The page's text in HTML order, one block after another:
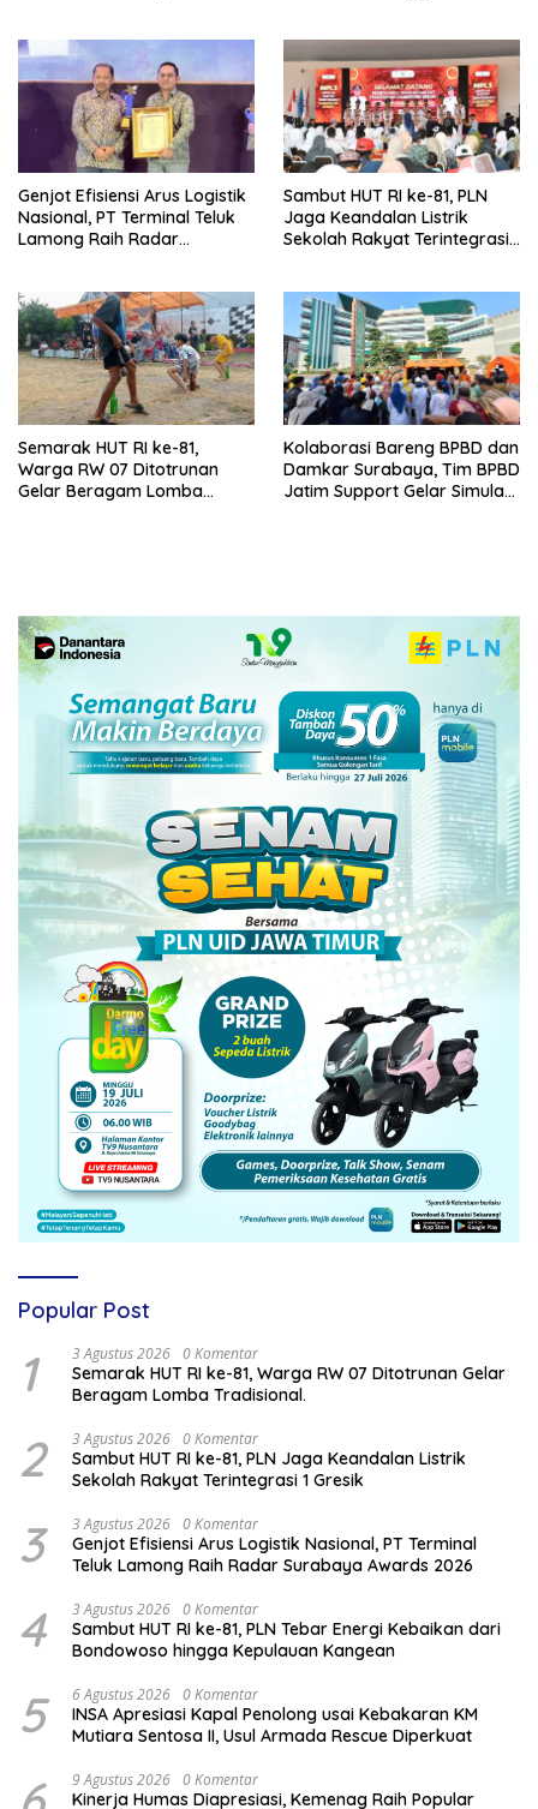
Genjot Efisiensi Arus Logistik
Nasional, PT Terminal Teluk
Lamong Raih Radar
Sambut HUT RI ke-81, PLN
Jaga Keandalan Listrik
Sekolah Rakyat Terintegrasi 1
Semarak HUT RI ke-81,
Warga RW 07 Ditotrunan
Gelar Beragam Lomba
Kolaborasi Bareng BPBD dan
Damkar Surabaya, Tim BPBD
Jatim Support Gelar Simulasi
Popular Post
1 3 Agustus 2026 0 Komentar
Semarak HUT RI ke-81, Warga RW 07 Ditotrunan Gelar
Beragam Lomba Tradisional.
2 3 Agustus 2026 0 Komentar
Sambut HUT RI ke-81, PLN Jaga Keandalan Listrik
Sekolah Rakyat Terintegrasi 1 Gresik
3 3 Agustus 2026 0 Komentar
Genjot Efisiensi Arus Logistik Nasional, PT Terminal
Teluk Lamong Raih Radar Surabaya Awards 2026
4 3 Agustus 2026 0 Komentar
Sambut HUT RI ke-81, PLN Tebar Energi Kebaikan dari
Bondowoso hingga Kepulauan Kangean
5 6 Agustus 2026 0 Komentar
INSA Apresiasi Kapal Penolong usai Kebakaran KM
Mutiara Sentosa II, Usul Armada Rescue Diperkuat
9 Agustus 2026 0 Komentar
Kinerja Humas Diapresiasi, Kemenag Raih Popular